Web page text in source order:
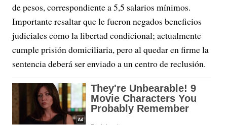
de pesos, correspondiente a 5,5 salarios mínimos.
Importante resaltar que le fueron negados beneficios
judiciales como la libertad condicional; actualmente
cumple prisión domiciliaria, pero al quedar en firme la
sentencia deberá ser enviado a un centro de reclusión.